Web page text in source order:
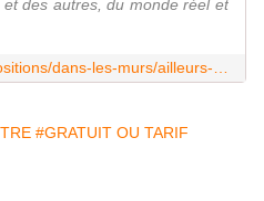
des autres, du monde réel et
#GRATUIT OU TARIF